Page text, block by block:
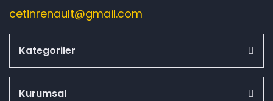
cetinrenault@gmail.com
Kategoriler
Kurumsal